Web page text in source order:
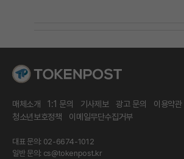
매체소개 1:1 문의 기사제보 광고 문의 이용약관
청소년보호정책
이메일무단수집거부
대표 문의: 02-6674-1012
일반 문의: cs@tokenpost.kr